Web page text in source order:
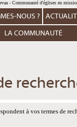
NOUS ?
LA COMMUNAUTÉ
à vos termes de